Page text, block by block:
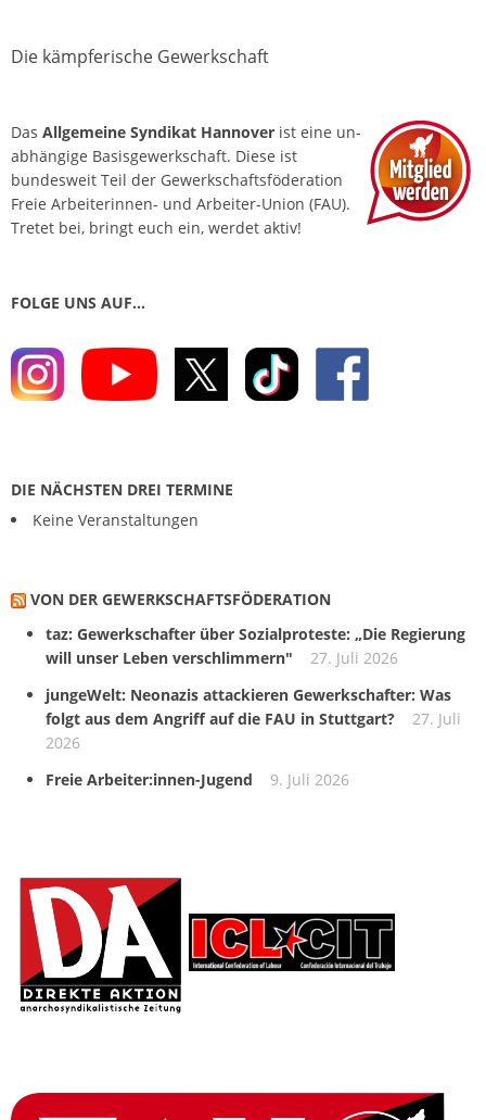
Die kämpferische Gewerkschaft
Das Allgemeine Syndikat Hannover ist eine un­
abhängige Basis­gewerkschaft. Diese ist
bundesweit Teil der Gewerkschafts­föderation
Freie Arbeiterinnen- und Arbeiter-Union (FAU).
Tretet bei, bringt euch ein, werdet aktiv!
FOLGE UNS AUF…
DIE NÄCHSTEN DREI TERMINE
Keine Veranstaltungen
VON DER GEWERKSCHAFTS­FÖDERATION
taz: Gewerkschafter über Sozialproteste: „Die Regierung
will unser Leben verschlimmern"
27. Juli 2026
jungeWelt: Neonazis attackieren Gewerkschafter: Was
folgt aus dem Angriff auf die FAU in Stuttgart?
27. Juli
2026
Freie Arbeiter:innen-Jugend
9. Juli 2026